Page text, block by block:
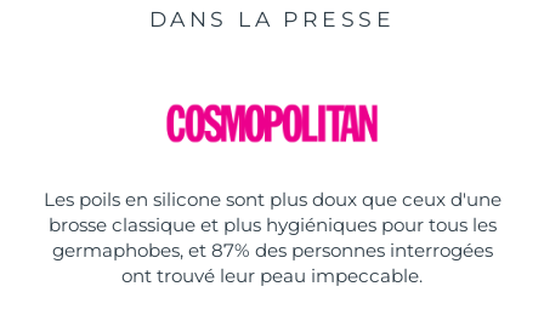
DANS LA PRESSE
Les poils en silicone sont plus doux que ceux d'une
brosse classique et plus hygiéniques pour tous les
germaphobes, et 87% des personnes interrogées
ont trouvé leur peau impeccable.